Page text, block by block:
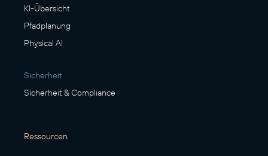
KI-Übersicht
Pfadplanung
Physical AI
Sicherheit
Sicherheit & Compliance
Ressourcen